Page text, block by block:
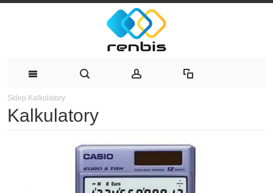
Sklep Kalkulatory
Kalkulatory